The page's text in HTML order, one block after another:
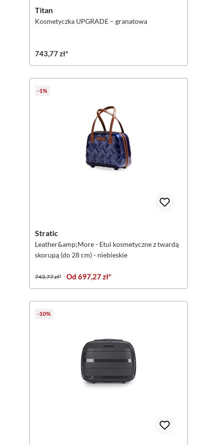
Titan
Kosmetyczka UPGRADE – granatowa
743,77 zł*
-1%
Stratic
Leather&amp;More - Etui kosmetyczne z twardą
skorupą (do 28 cm) - niebieskie
743,77 zł* Od 697,27 zł*
-10%